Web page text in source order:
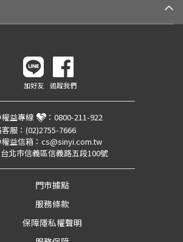
加好友 追蹤我們
益專線 ： 0800-211-922
服： (02)2755-7666
益信箱： cs@sinyi.com.tw
北市信義區信義路五段100號
門市據點
服務條款
保障隱私權聲明